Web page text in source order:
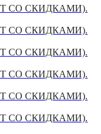
СО СКИДКАМИ).
СО СКИДКАМИ).
СО СКИДКАМИ).
СО СКИДКАМИ).
СО СКИДКАМИ).
СО СКИДКАМИ).